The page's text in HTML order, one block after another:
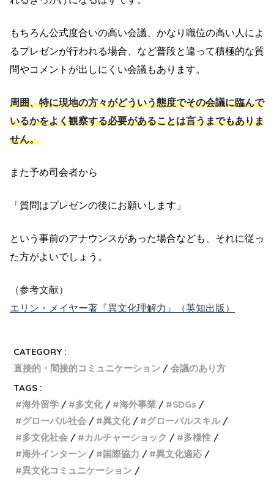
もちろん公式度合いの高い会議、かなり職位の高い人によ
るプレゼンが行われる場合、など普段と違って積極的な質
問やコメントが出しにくい会議もあります。
周囲、特に現地の方々がどういう態度でその会議に臨んで
いるかをよく観察する必要があることは言うまでもありま
せん。
また予め司会者から
「質問はプレゼンの後にお願いします」
という事前のアナウンスがあった場合なども、それに従っ
た方がよいでしょう。
（参考文献）
エリン・メイヤー著『異文化理解力』（英知出版）
CATEGORY :
直接的・間接的コミュニケーション
会議のあり方
TAGS :
海外留学
多文化 海外事業
SDGs
グローバル社会
異文化
グローバルスキル
多文化社会
カルチャーショック
多様性
海外インターン
国際協力
異文化適応
異文化コミュニケーション